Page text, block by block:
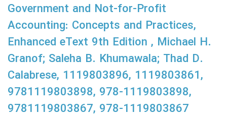
Government and Not-for-Profit
Accounting: Concepts and Practices,
Enhanced eText 9th Edition , Michael H.
Granof; Saleha B. Khumawala; Thad D.
Calabrese, 1119803896, 1119803861,
9781119803898, 978-1119803898,
9781119803867, 978-1119803867